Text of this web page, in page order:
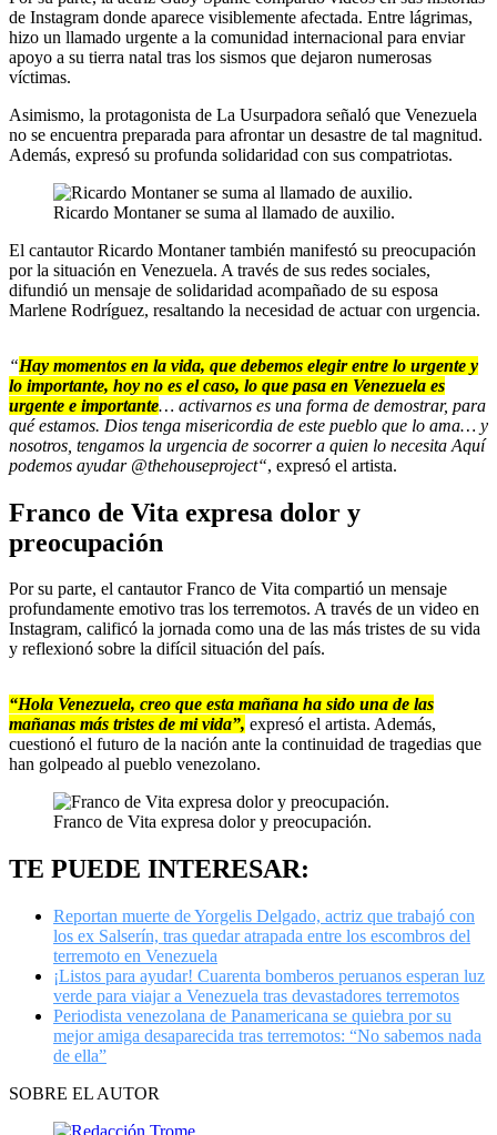
de Instagram donde aparece visiblemente afectada. Entre lágrimas,
hizo un llamado urgente a la comunidad internacional para enviar
apoyo a su tierra natal tras los sismos que dejaron numerosas
víctimas.
Asimismo, la protagonista de La Usurpadora señaló que Venezuela
no se encuentra preparada para afrontar un desastre de tal magnitud.
Además, expresó su profunda solidaridad con sus compatriotas.
Ricardo Montaner se suma al llamado de auxilio.
El cantautor Ricardo Montaner también manifestó su preocupación
por la situación en Venezuela. A través de sus redes sociales,
difundió un mensaje de solidaridad acompañado de su esposa
Marlene Rodríguez, resaltando la necesidad de actuar con urgencia.
“Hay momentos en la vida, que debemos elegir entre lo urgente y
lo importante, hoy no es el caso, lo que pasa en Venezuela es
urgente e importante… activarnos es una forma de demostrar, para
qué estamos. Dios tenga misericordia de este pueblo que lo ama… y
nosotros, tengamos la urgencia de socorrer a quien lo necesita Aquí
podemos ayudar @thehouseproject“, expresó el artista.
Franco de Vita expresa dolor y
preocupación
Por su parte, el cantautor Franco de Vita compartió un mensaje
profundamente emotivo tras los terremotos. A través de un video en
Instagram, calificó la jornada como una de las más tristes de su vida
y reflexionó sobre la difícil situación del país.
“Hola Venezuela, creo que esta mañana ha sido una de las
mañanas más tristes de mi vida”, expresó el artista. Además,
cuestionó el futuro de la nación ante la continuidad de tragedias que
han golpeado al pueblo venezolano.
Franco de Vita expresa dolor y preocupación.
TE PUEDE INTERESAR:
Reportan muerte de Yorgelis Delgado, actriz que trabajó con
los ex Salserín, tras quedar atrapada entre los escombros del
terremoto en Venezuela
¡Listos para ayudar! Cuarenta bomberos peruanos esperan luz
verde para viajar a Venezuela tras devastadores terremotos
Periodista venezolana de Panamericana se quiebra por su
mejor amiga desaparecida tras terremotos: “No sabemos nada
de ella”
SOBRE EL AUTOR